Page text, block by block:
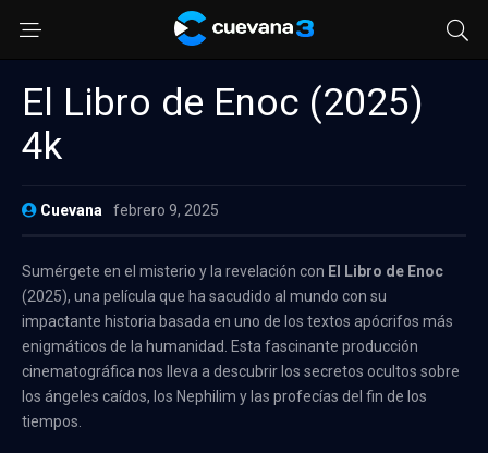
El Libro de Enoc (2025)
4k
Cuevana febrero 9, 2025
Sumérgete en el misterio y la revelación con El Libro de Enoc
(2025), una película que ha sacudido al mundo con su
impactante historia basada en uno de los textos apócrifos más
enigmáticos de la humanidad. Esta fascinante producción
cinematográfica nos lleva a descubrir los secretos ocultos sobre
los ángeles caídos, los Nephilim y las profecías del fin de los
tiempos.